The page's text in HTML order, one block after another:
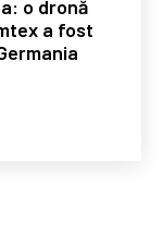
o dronă
a fost